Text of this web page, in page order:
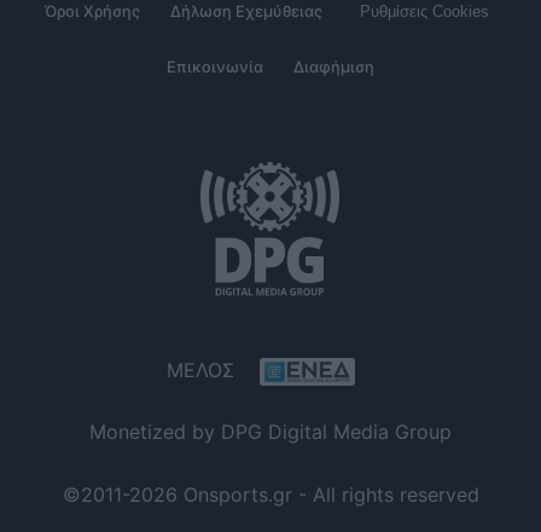
Όροι Χρήσης Δήλωση Εχεμύθειας Ρυθμίσεις Cookies
Επικοινωνία Διαφήμιση
ΜΕΛΟΣ
Monetized by DPG Digital Media Group
©2011-2026 Onsports.gr - All rights reserved